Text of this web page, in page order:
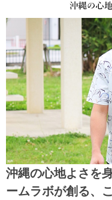
沖縄の心地よさを
ームラボが創る、